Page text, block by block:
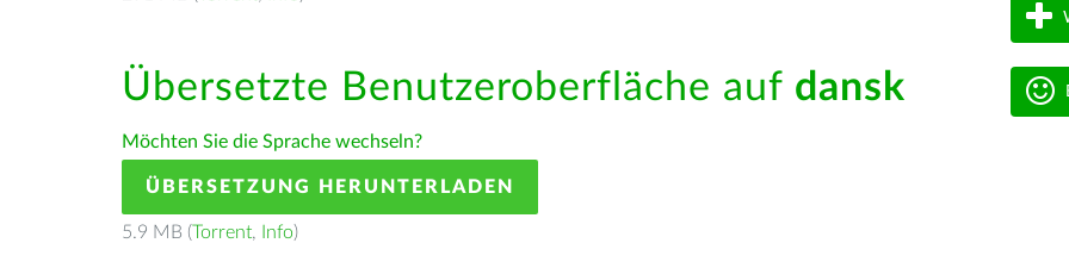
Übersetzte Benutzeroberfläche auf dansk
Möchten Sie die Sprache wechseln?
ÜBERSETZUNG HERUNTERLADEN
5.9 MB (Torrent, Info)